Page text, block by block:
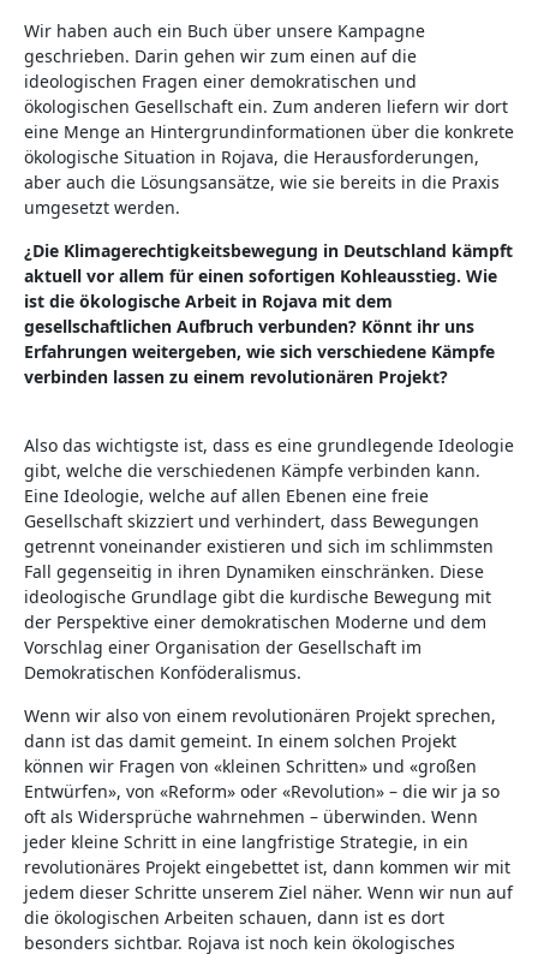
Wir haben auch ein Buch über unsere Kampagne
geschrieben. Darin gehen wir zum einen auf die
ideologischen Fragen einer demokratischen und
ökologischen Gesellschaft ein. Zum anderen liefern wir dort
eine Menge an Hintergrundinformationen über die konkrete
ökologische Situation in Rojava, die Herausforderungen,
aber auch die Lösungsansätze, wie sie bereits in die Praxis
umgesetzt werden.
¿Die Klimagerechtigkeitsbewegung in Deutschland kämpft
aktuell vor allem für einen sofortigen Kohleausstieg. Wie
ist die ökologische Arbeit in Rojava mit dem
gesellschaftlichen Aufbruch verbunden? Könnt ihr uns
Erfahrungen weitergeben, wie sich verschiedene Kämpfe
verbinden lassen zu einem revolutionären Projekt?
Also das wichtigste ist, dass es eine grundlegende Ideologie
gibt, welche die verschiedenen Kämpfe verbinden kann.
Eine Ideologie, welche auf allen Ebenen eine freie
Gesellschaft skizziert und verhindert, dass Bewegungen
getrennt voneinander existieren und sich im schlimmsten
Fall gegenseitig in ihren Dynamiken einschränken. Diese
ideologische Grundlage gibt die kurdische Bewegung mit
der Perspektive einer demokratischen Moderne und dem
Vorschlag einer Organisation der Gesellschaft im
Demokratischen Konföderalismus.
Wenn wir also von einem revolutionären Projekt sprechen,
dann ist das damit gemeint. In einem solchen Projekt
können wir Fragen von «kleinen Schritten» und «großen
Entwürfen», von «Reform» oder «Revolution» – die wir ja so
oft als Widersprüche wahrnehmen – überwinden. Wenn
jeder kleine Schritt in eine langfristige Strategie, in ein
revolutionäres Projekt eingebettet ist, dann kommen wir mit
jedem dieser Schritte unserem Ziel näher. Wenn wir nun auf
die ökologischen Arbeiten schauen, dann ist es dort
besonders sichtbar. Rojava ist noch kein ökologisches